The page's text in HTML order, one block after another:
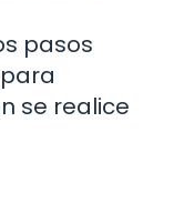
pasos
se realice